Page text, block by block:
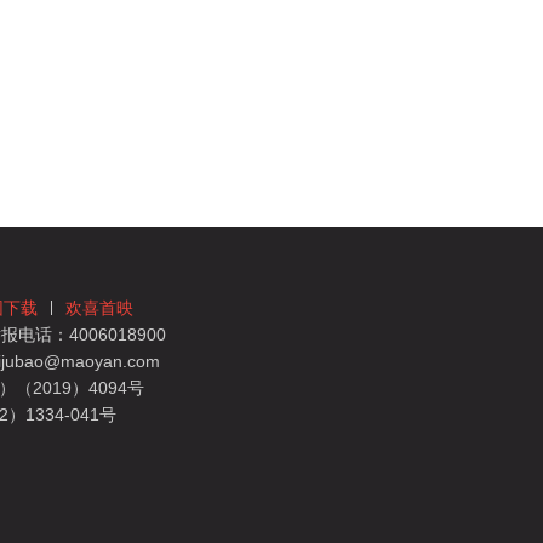
下载
欢喜首映
电话：4006018900
（2019）4094号
）1334-041号